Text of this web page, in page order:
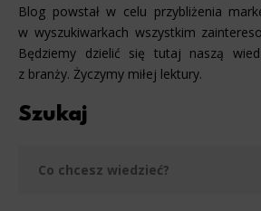
Blog powstał w celu przybliżenia
w wyszukiwarkach wszystkim
Będziemy dzielić się tutaj naszą
z branży. Życzymy miłej lektury.
Szukaj